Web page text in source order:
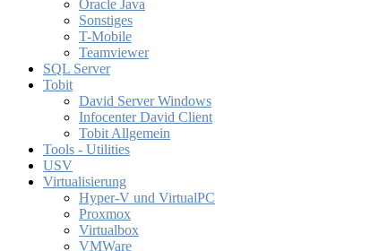
Oracle Java
Sonstiges
T-Mobile
Teamviewer
SQL Server
Tobit
David Server Windows
Infocenter David Client
Tobit Allgemein
Tools - Utilities
USV
Virtualisierung
Hyper-V und VirtualPC
Proxmox
Virtualbox
VMWare